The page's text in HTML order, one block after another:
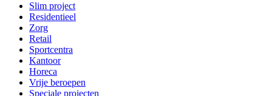
Slim project
Residentieel
Zorg
Retail
Sportcentra
Kantoor
Horeca
Vrije beroepen
Speciale projecten